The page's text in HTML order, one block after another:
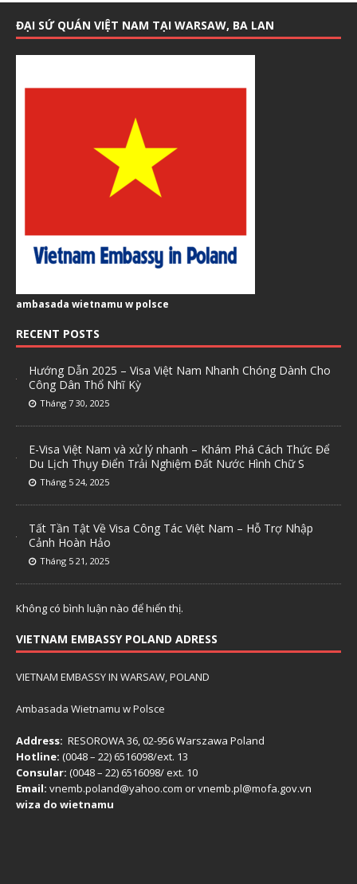
ĐẠI SỨ QUÁN VIỆT NAM TẠI WARSAW, BA LAN
ambasada wietnamu w polsce
RECENT POSTS
Hướng Dẫn 2025 – Visa Việt Nam Nhanh Chóng Dành Cho
Công Dân Thổ Nhĩ Kỳ
Tháng 7 30, 2025
E-Visa Việt Nam và xử lý nhanh – Khám Phá Cách Thức Để
Du Lịch Thụy Điển Trải Nghiệm Đất Nước Hình Chữ S
Tháng 5 24, 2025
Tất Tần Tật Về Visa Công Tác Việt Nam – Hỗ Trợ Nhập
Cảnh Hoàn Hảo
Tháng 5 21, 2025
Không có bình luận nào để hiển thị.
VIETNAM EMBASSY POLAND ADRESS
VIETNAM EMBASSY IN WARSAW, POLAND
Ambasada Wietnamu w Polsce
Address: RESOROWA 36, 02-956 Warszawa Poland
Hotline: (0048 – 22) ​6516098/ext. 13
Consular: (0048 – 22) 6516098/ ext. 10
Email: vnemb.poland@yahoo.com or vnemb.pl@mofa.gov.vn
wiza do wietnamu